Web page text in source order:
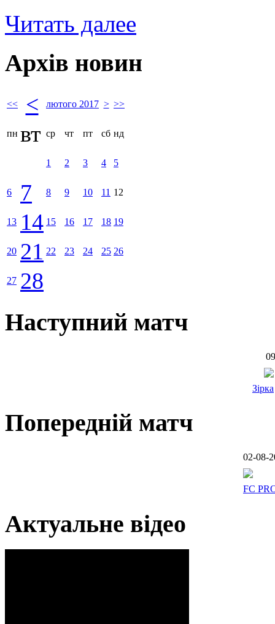
Читать далее
Архів новин
<< < лютого 2017 > >>
пн вт ср чт пт сб нд
1 2 3 4 5
6 7 8 9 10 11 12
13 14 15 16 17 18 19
20 21 22 23 24 25 26
27 28
Наступний матч
Зірка
Попередній матч
02-08-
FC
Актуальне відео